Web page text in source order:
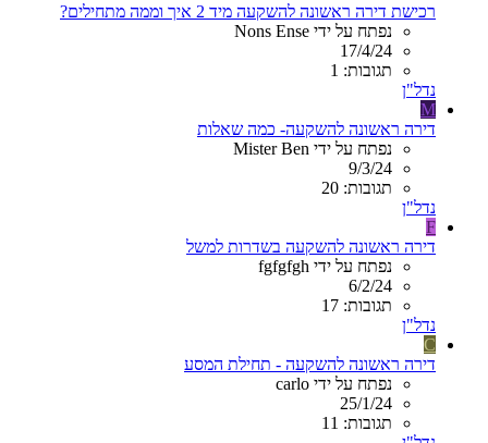
רכישת דירה ראשונה להשקעה מיד 2 איך וממה מתחילים?
נפתח על ידי Nons Ense
17/4/24
תגובות: 1
נדל"ן
M
דירה ראשונה להשקעה- כמה שאלות
נפתח על ידי Mister Ben
9/3/24
תגובות: 20
נדל"ן
F
דירה ראשונה להשקעה בשדרות למשל
נפתח על ידי fgfgfgh
6/2/24
תגובות: 17
נדל"ן
C
דירה ראשונה להשקעה - תחילת המסע
נפתח על ידי carlo
25/1/24
תגובות: 11